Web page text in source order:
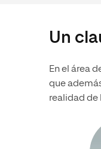
Un
En el área
que
realidad de